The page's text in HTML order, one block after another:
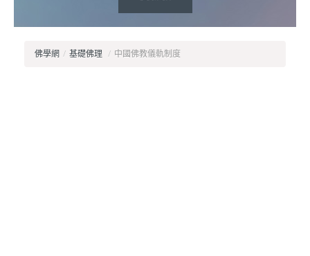
佛學網 / 基礎佛理 / 中國佛教儀軌制度